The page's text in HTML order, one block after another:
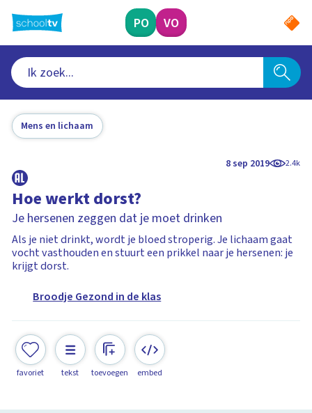
naar
hoofdinhoud
PO VO
Mens en lichaam
8 sep 2019 2.4k
Hoe werkt dorst?
Je hersenen zeggen dat je moet drinken
Als je niet drinkt, wordt je bloed stroperig. Je lichaam gaat
vocht vasthouden en stuurt een prikkel naar je hersenen: je
krijgt dorst.
Broodje Gezond in de klas
favoriet tekst toevoegen embed